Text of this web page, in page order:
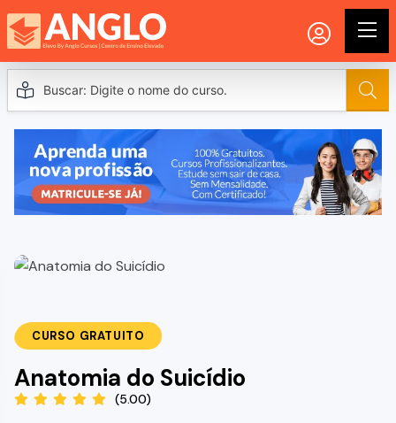
CURSO GRATUITO
Anatomia do Suicídio
(5.00)